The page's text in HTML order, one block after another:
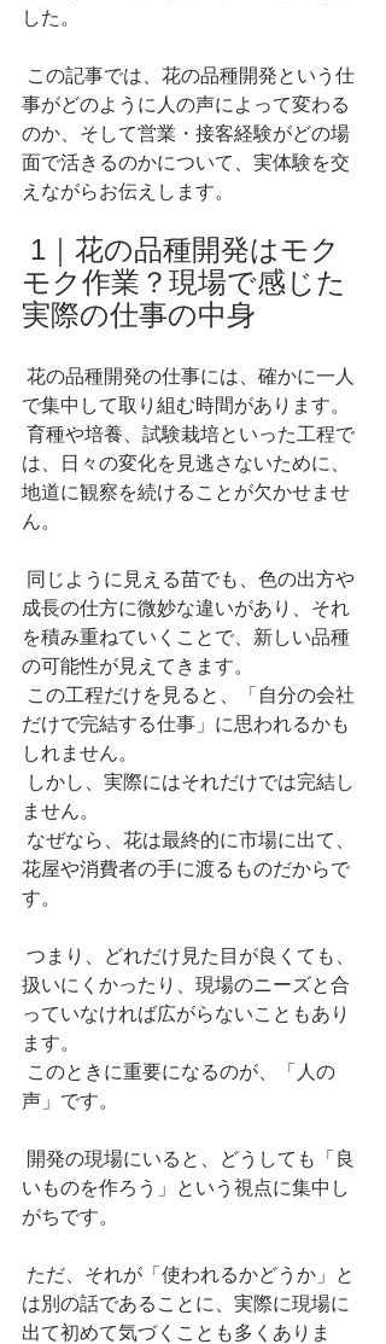
した。
事がどのように人の声によって変わる
のか、そして営業・接客経験がどの場
面で活きるのかについて、実体験を交
えながらお伝えします。
モク作業？現場で感じた
実際の仕事の中身
で集中して取り組む時間があります。
は、日々の変化を見逃さないために、
地道に観察を続けることが欠かせませ
ん。
成長の仕方に微妙な違いがあり、それ
を積み重ねていくことで、新しい品種
の可能性が見えてきます。
だけで完結する仕事」に思われるかも
しれません。
ません。
花屋や消費者の手に渡るものだからで
す。
扱いにくかったり、現場のニーズと合
っていなければ広がらないこともあり
ます。
声」です。
いものを作ろう」という視点に集中し
がちです。
は別の話であることに、実際に現場に
出て初めて気づくことも多くありま